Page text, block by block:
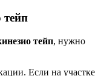
тейп
тейп, нужно
Если на участке